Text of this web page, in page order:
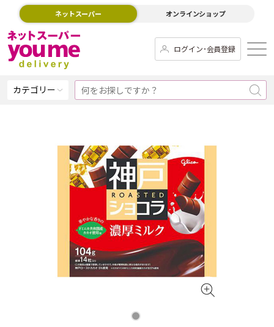
ネットスーパー オンラインショップ
ログイン･会員登録
カテゴリー